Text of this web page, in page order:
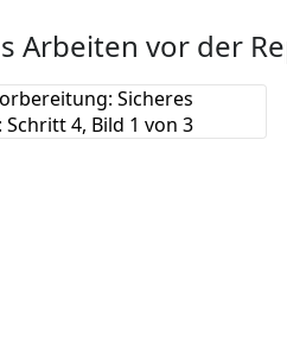
Arbeiten vor der